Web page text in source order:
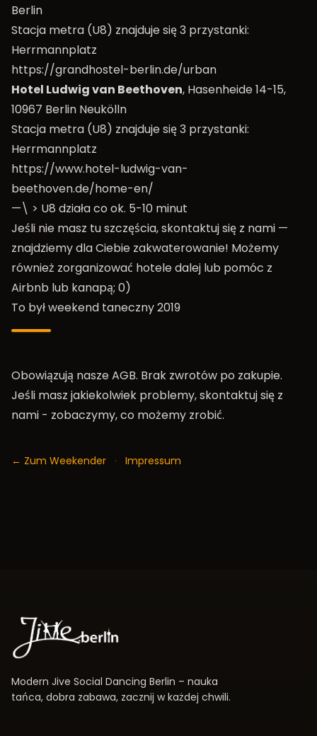
Berlin
Stacja metra (U8) znajduje się 3 przystanki:
Herrmannplatz
https://grandhostel-berlin.de/urban
Hotel Ludwig van Beethoven, Hasenheide 14-15,
10967 Berlin Neukölln
Stacja metra (U8) znajduje się 3 przystanki:
Herrmannplatz
https://www.hotel-ludwig-van-
beethoven.de/home-en/
—\ > U8 działa co ok. 5-10 minut
Jeśli nie masz tu szczęścia, skontaktuj się z nami —
znajdziemy dla Ciebie zakwaterowanie! Możemy
również zorganizować hotele dalej lub pomóc z
Airbnb lub kanapą; 0)
To był weekend taneczny 2019
Obowiązują naszeAGB. Brak zwrotów po zakupie.
Jeśli masz jakiekolwiek problemy, skontaktuj się z
nami - zobaczymy, co możemy zrobić.
← Zum Weekender · Impressum
Modern Jive Social Dancing Berlin – nauka
tańca, dobra zabawa, zacznij w każdej chwili.